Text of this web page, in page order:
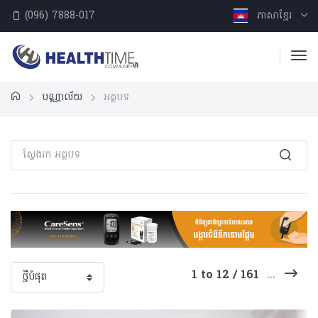
(096) 7888-017 ភាសាខ្មែរ
បណ្ណាល័យ អត្ថបទ
1 to 12 / 161 ...